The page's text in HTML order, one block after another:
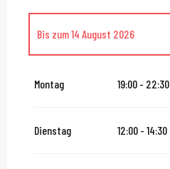
Bis zum14 August 2026
Montag 19:00 - 22:30
Dienstag 12:00 - 14:30